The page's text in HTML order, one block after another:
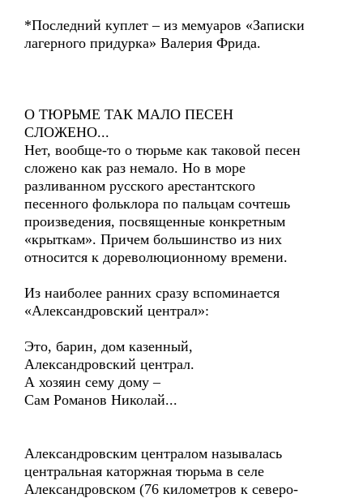
*Последний куплет – из мемуаров «Записки
лагерного придурка» Валерия Фрида.
О ТЮРЬМЕ ТАК МАЛО ПЕСЕН
СЛОЖЕНО...
Нет, вообще-то о тюрьме как таковой песен
сложено как раз немало. Но в море
разливанном русского арестантского
песенного фольклора по пальцам сочтешь
произведения, посвященные конкретным
«крыткам». Причем большинство из них
относится к дореволюционному времени.
Из наиболее ранних сразу вспоминается
«Александровский централ»:
Это, барин, дом казенный,
Александровский централ.
А хозяин сему дому –
Сам Романов Николай...
Александровским централом называлась
центральная каторжная тюрьма в селе
Александровском (76 километров к северо-